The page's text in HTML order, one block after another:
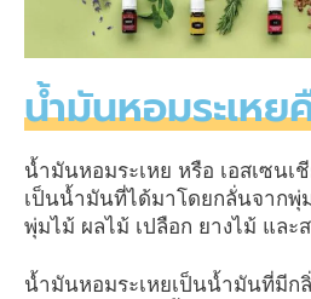
น้ำมันหอมระเหย
น้ำมันหอมระเหย หรือ เอสเซนเ
เป็นน้ำมันที่ได้มาโดยกลั่นจากพุ่
พุ่มไม้ ผลไม้ เปลือก ยางไม้ และ
น้ำมันหอมระเหยเป็นน้ำมันที่มีก